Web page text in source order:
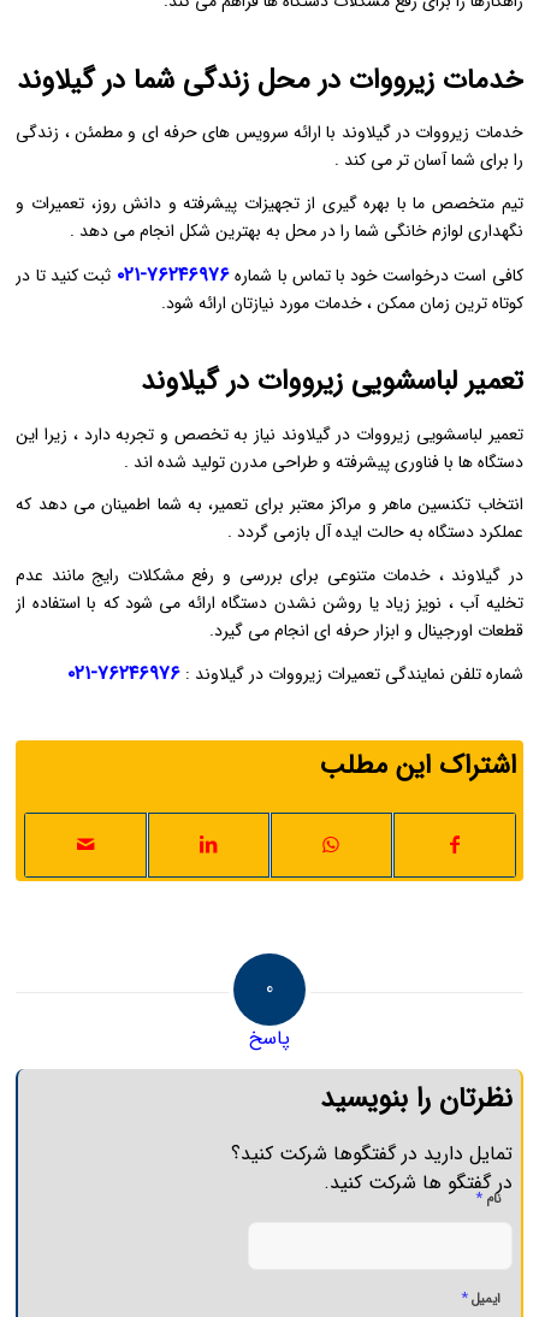
خدمات زیرووات در محل زندگی شما در گیلاوند
خدمات زیرووات در گیلاوند با ارائه سرویس ‌های حرفه ‌ای و مطمئن ، زندگی
را برای شما آسان ‌تر می‌ کند .
تیم متخصص ما با بهره ‌گیری از تجهیزات پیشرفته و دانش روز، تعمیرات و
نگهداری لوازم خانگی شما را در محل به بهترین شکل انجام می‌ دهد .
کافی است درخواست خود با تماس با شماره۷۶۲۴۶۹۷۶-۰۲۱
ثبت کنید تا در
کوتاه ‌ترین زمان ممکن ، خدمات مورد نیازتان ارائه شود.
تعمیر لباسشویی زیرووات در گیلاوند
تعمیر لباسشویی زیرووات در گیلاوند نیاز به تخصص و تجربه دارد ، زیرا این
دستگاه‌ ها با فناوری پیشرفته و طراحی مدرن تولید شده‌ اند .
انتخاب تکنسین ماهر و مراکز معتبر برای تعمیر، به شما اطمینان می‌ دهد که
عملکرد دستگاه به حالت ایده‌ آل بازمی ‌گردد .
در گیلاوند ، خدمات متنوعی برای بررسی و رفع مشکلات رایج مانند عدم
تخلیه آب ، نویز زیاد یا روشن نشدن دستگاه ارائه می ‌شود که با استفاده از
قطعات اورجینال و ابزار حرفه‌ ای انجام می ‌گیرد.
شماره تلفن نمایندگی تعمیرات زیرووات در گیلاوند :۷۶۲۴۶۹۷۶-۰۲۱
اشتراک این مطلب
0
پاسخ
نظرتان را بنویسید
تمایل دارید در گفتگوها شرکت کنید؟
در گفتگو ها شرکت کنید.
نام*
ایمیل*